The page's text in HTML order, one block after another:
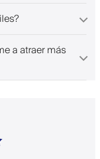
a atraer más